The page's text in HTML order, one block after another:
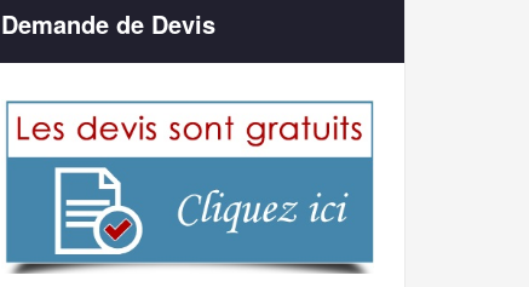
Demande de Devis